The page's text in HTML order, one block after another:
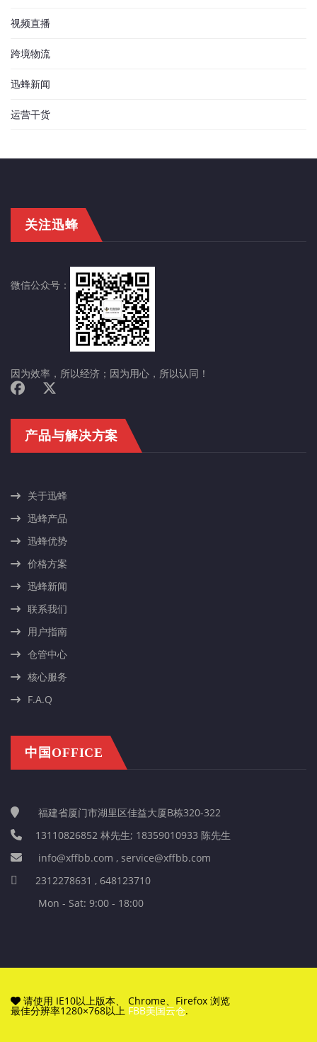
视频直播
跨境物流
迅蜂新闻
运营干货
关注迅蜂
微信公众号：
因为效率，所以经济；因为用心，所以认同！
产品与解决方案
关于迅蜂
迅蜂产品
迅蜂优势
价格方案
迅蜂新闻
联系我们
用户指南
仓管中心
核心服务
F.A.Q
中国OFFICE
福建省厦门市湖里区佳益大厦B栋320-322
13110826852 林先生; 18359010933 陈先生
info@xffbb.com , service@xffbb.com
2312278631 , 648123710
Mon - Sat: 9:00 - 18:00
请使用 IE10以上版本、 Chrome、Firefox 浏览
最佳分辨率1280×768以上 FBB美国云仓.